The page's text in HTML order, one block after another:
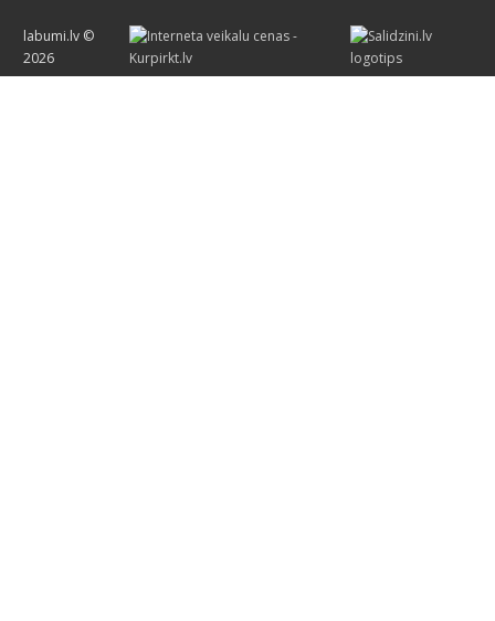
labumi.lv ©
2026